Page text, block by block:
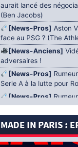
aurait lancé des
(Ben Jacobs)
[News-Pros] Aston
face au PSG ? (The
[News-Anciens]
adversaires !
[News-Pros]
Serie A à la lutte pour
[News-Pros]
à Ibrahim Mbaye en
(Fabrizio Romano)
[News-Pros]
trouvé entre le PSG et
MADE IN PARIS :